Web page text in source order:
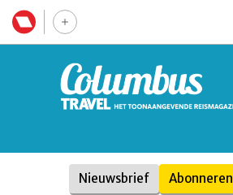
Nieuwsbrief Abonneren